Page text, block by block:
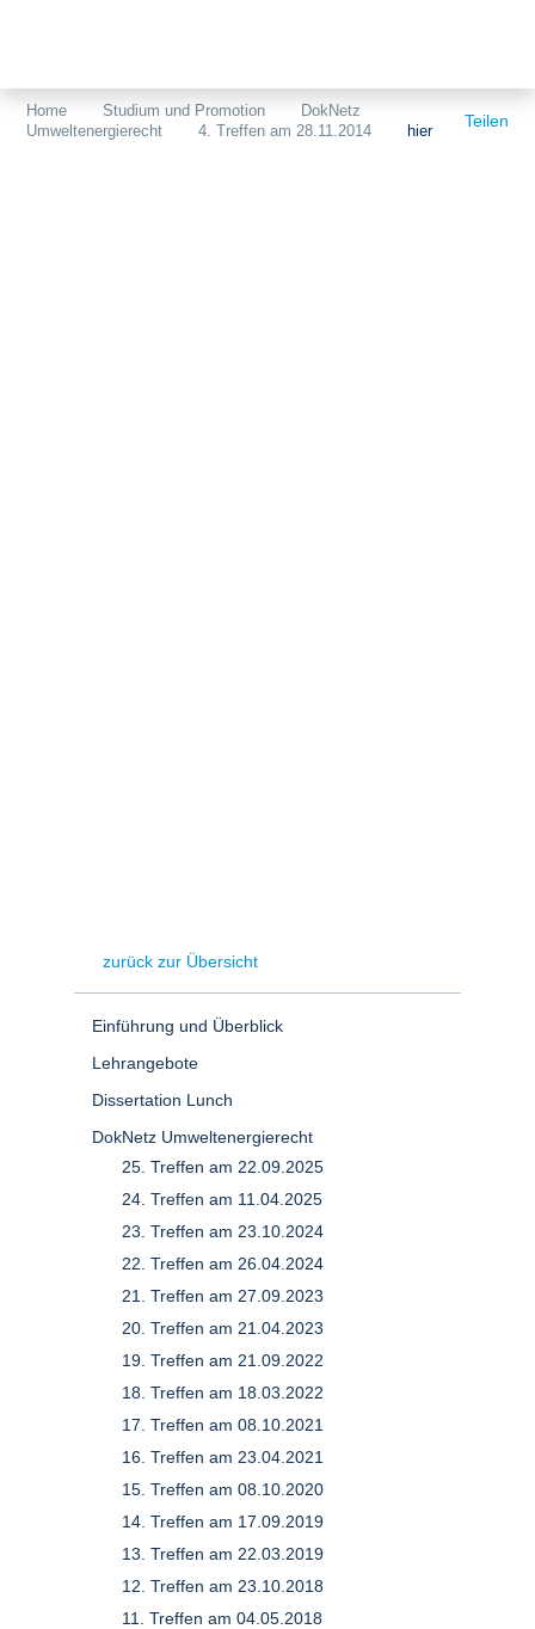
Europa
Publikationen
Home Studium und Promotion
DokNetz
Umweltenergierecht
4. Treffen am 28.11.2014 hier
Teilen
zurück zur Übersicht
Einführung und Überblick
Lehrangebote
Dissertation Lunch
DokNetz Umweltenergierecht
25. Treffen am 22.09.2025
24. Treffen am 11.04.2025
23. Treffen am 23.10.2024
22. Treffen am 26.04.2024
21. Treffen am 27.09.2023
20. Treffen am 21.04.2023
19. Treffen am 21.09.2022
18. Treffen am 18.03.2022
17. Treffen am 08.10.2021
16. Treffen am 23.04.2021
15. Treffen am 08.10.2020
14. Treffen am 17.09.2019
13. Treffen am 22.03.2019
12. Treffen am 23.10.2018
11. Treffen am 04.05.2018